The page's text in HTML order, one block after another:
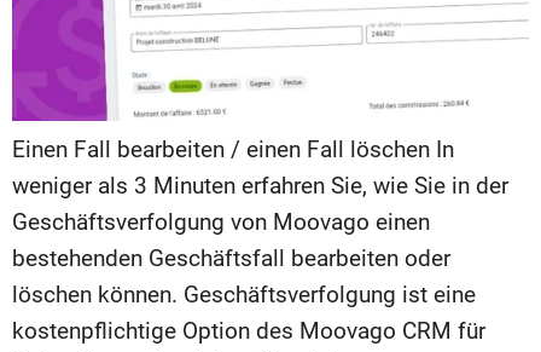
Einen Fall bearbeiten / einen Fall löschen In
weniger als 3 Minuten erfahren Sie, wie Sie in der
Geschäftsverfolgung von Moovago einen
bestehenden Geschäftsfall bearbeiten oder
löschen können. Geschäftsverfolgung ist eine
kostenpflichtige Option des Moovago CRM für